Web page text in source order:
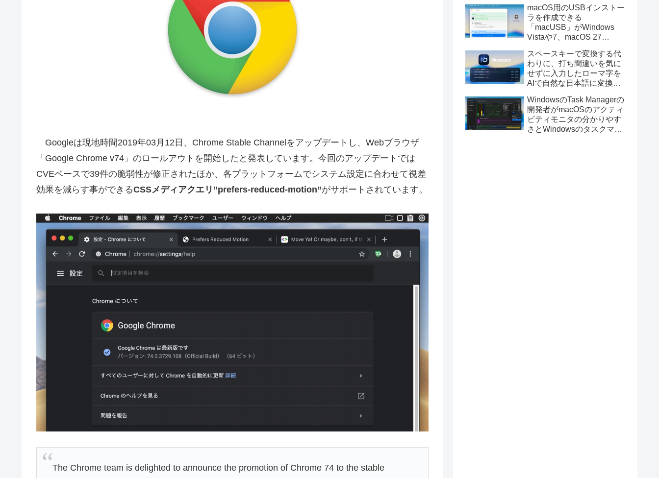
Googleは現地時間2019年03月12日、Chrome Stable Channelをアップデートし、Webブラウザ
「Google Chrome v74」のロールアウトを開始したと発表しています。今回のアップデートでは
CVEベースで39件の脆弱性が修正されたほか、各プラットフォームでシステム設定に合わせて視差
効果を減らす事ができるCSSメディアクエリ”prefers-reduced-motion”がサポートされています。
The Chrome team is delighted to announce the promotion of Chrome 74 to the stable
macOS用のUSBインストー
ラを作成できる
「macUSB」がWindows
Vistaや7、macOS 27
トーラの作成に対応。
スペースキーで変換する代
わりに、打ち間違いを気に
せずに入力したローマ字を
AIで自然な日本語に変換し
力アプリ「Nospace」がリ
リース。
WindowsのTask Managerの
開発者がmacOSのアクティ
ビティモニタの分かりやす
さとWindowsのタスクマネ